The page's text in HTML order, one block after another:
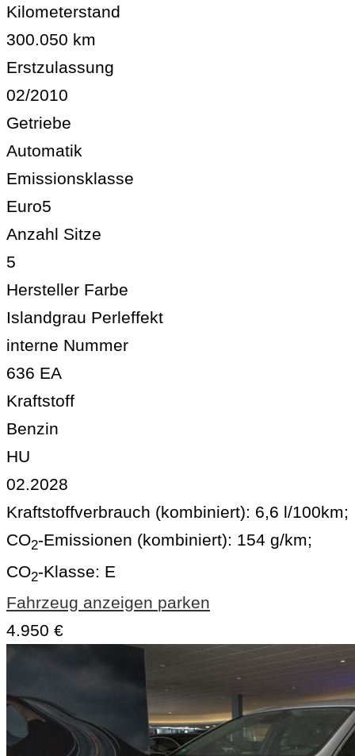
Kilometerstand
300.050 km
Erstzulassung
02/2010
Getriebe
Automatik
Emissionsklasse
Euro5
Anzahl Sitze
5
Hersteller Farbe
Islandgrau Perleffekt
interne Nummer
636 EA
Kraftstoff
Benzin
HU
02.2028
Kraftstoffverbrauch (kombiniert): 6,6 l/100km;
CO2-Emissionen (kombiniert): 154 g/km;
CO2-Klasse: E
Fahrzeug anzeigen parken
4.950 €